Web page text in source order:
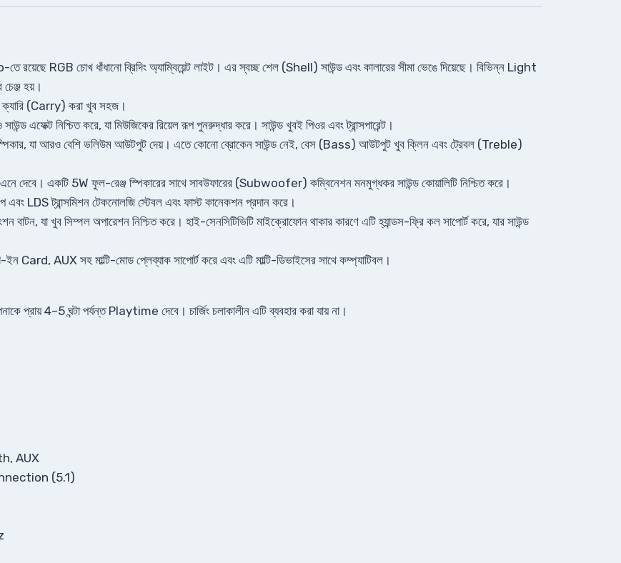
রয়েছে RGB চোখ ধাঁধানো ব্রিদিং অ্যাম্বিয়েন্ট লাইট। এর স্বচ্ছ শেল (Shell) সাউন্ড এবং কালারের সীমা ভেঙে দিয়েছে। বিভিন্ন Light
হয়।
ক্যারি (Carry) করা খুব সহজ।
এফেক্ট নিশ্চিত করে, যা মিউজিকের রিয়েল রূপ পুনরুদ্ধার করে। সাউন্ড খুবই পিওর এবং ট্রান্সপারেন্ট।
স্পিকার, যা আরও বেশি ভলিউম আউটপুট দেয়। এতে কোনো ব্রোকেন সাউন্ড নেই, বেস (Bass) আউটপুট খুব ক্লিন এবং ট্রেবল (Treble)
দেবে। একটি 5W ফুল-রেঞ্জ স্পিকারের সাথে সাবউফারের (Subwoofer) কম্বিনেশন মনমুগ্ধকর সাউন্ড কোয়ালিটি নিশ্চিত করে।
এবং LDS ট্রান্সমিশন টেকনোলজি স্টেবল এবং ফাস্ট কানেকশন প্রদান করে।
ফাংশন বাটন, যা খুব সিম্পল অপারেশন নিশ্চিত করে। হাই-সেনসিটিভিটি মাইক্রোফোন থাকার কারণে এটি হ্যান্ডস-ফ্রি কল সাপোর্ট করে, যার সাউন্ড
AUX সহ মাল্টি-মোড প্লেব্যাক সাপোর্ট করে এবং এটি মাল্টি-ডিভাইসের সাথে কম্প্যাটিবল।
4–5 ঘন্টা পর্যন্ত Playtime দেবে। চার্জিং চলাকালীন এটি ব্যবহার করা যায় না।
(5.1)